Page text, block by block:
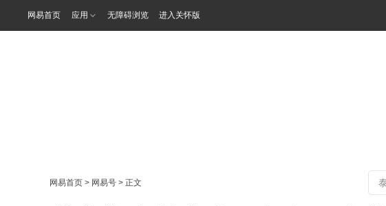
网易首页 应用 无障碍浏览 进入关怀版
网易首页 > 网易号 > 正文